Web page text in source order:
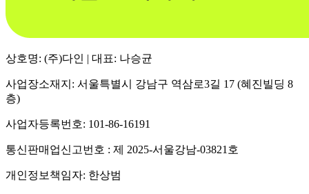
상호명: (주)다인 | 대표: 나승균
사업장소재지: 서울특별시 강남구 역삼로3길 17 (혜진빌딩 8
층)
사업자등록번호: 101-86-16191
통신판매업신고번호 : 제 2025-서울강남-03821호
개인정보책임자: 한상범